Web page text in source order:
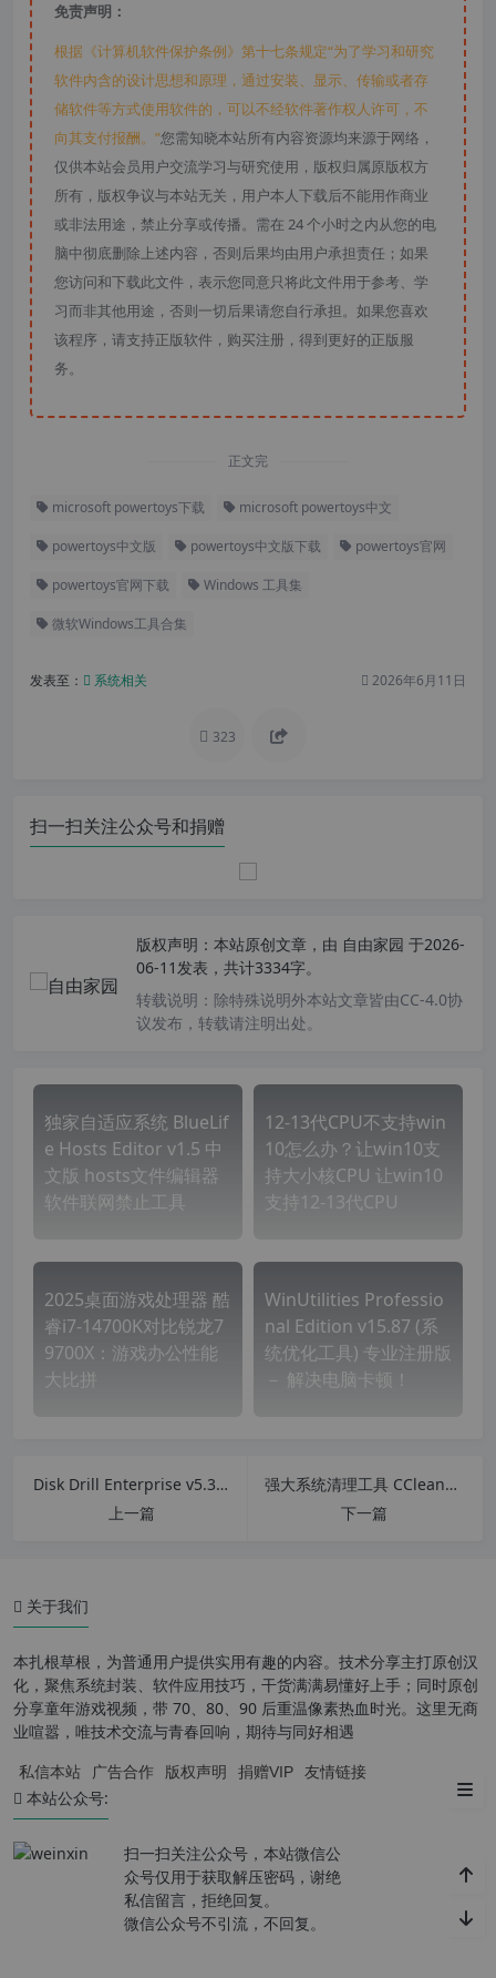
免责声明：
根据《计算机软件保护条例》第十七条规定“为了学习和研究
软件内含的设计思想和原理，通过安装、显示、传输或者存
储软件等方式使用软件的，可以不经软件著作权人许可，不
向其支付报酬。”您需知晓本站所有内容资源均来源于网络，
仅供本站会员用户交流学习与研究使用，版权归属原版权方
所有，版权争议与本站无关，用户本人下载后不能用作商业
或非法用途，禁止分享或传播。需在 24 个小时之内从您的电
脑中彻底删除上述内容，否则后果均由用户承担责任；如果
您访问和下载此文件，表示您同意只将此文件用于参考、学
习而非其他用途，否则一切后果请您自行承担。如果您喜欢
该程序，请支持正版软件，购买注册，得到更好的正版服
务。
正文完
microsoft powertoys下载 microsoft powertoys中文
powertoys中文版 powertoys中文版下载 powertoys官网
powertoys官网下载 Windows 工具集
微软Windows工具合集
发表至： 系统相关 2026年6月11日
323
扫一扫关注公众号和捐赠
版权声明： 本站原创文章，由 自由家园 于2026-
06-11发表，共计3334字。
转载说明： 除特殊说明外本站文章皆由CC-4.0协
议发布，转载请注明出处。
独家自适应系统 BlueLif
e Hosts Editor v1.5 中
文版 hosts文件编辑器
软件联网禁止工具
12-13代CPU不支持win
10怎么办？让win10支
持大小核CPU 让win10
支持12-13代CPU
2025桌面游戏处理器‌ 酷
睿i7-14700K对比锐龙7
9700X：游戏办公性能
大比拼
WinUtilities Professio
nal Edition v15.87 (系
统优化工具) 专业注册版
－ 解决电脑卡顿！
Disk Drill Enterprise v5.3.826.0 32/64位 数据恢复软件 支持win7及更高
上一篇
强大系统清理工具 CCleaner v5.89.9385 专业版绿色便携版
下一篇
软件功能
更新日志
关于我们
本扎根草根，为普通用户提供实用有趣的内容。技术分享主打原创汉
化，聚焦系统封装、软件应用技巧，干货满满易懂好上手；同时原创
分享童年游戏视频，带 70、80、90 后重温像素热血时光。这里无商
业喧嚣，唯技术交流与青春回响，期待与同好相遇
私信本站 广告合作 版权声明 捐赠VIP 友情链接
本站公众号:
扫一扫关注公众号，本站微信公
众号仅用于获取解压密码，谢绝
私信留言，拒绝回复。
微信公众号不引流，不回复。